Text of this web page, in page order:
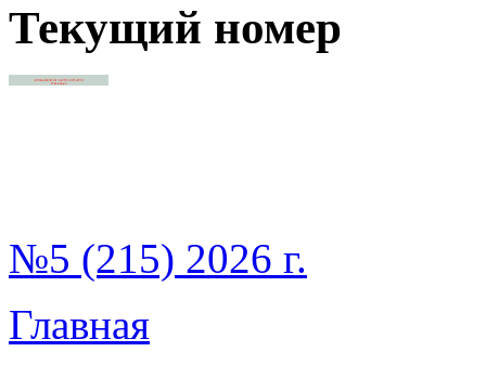
Текущий номер
№5 (215) 2026 г.
Главная